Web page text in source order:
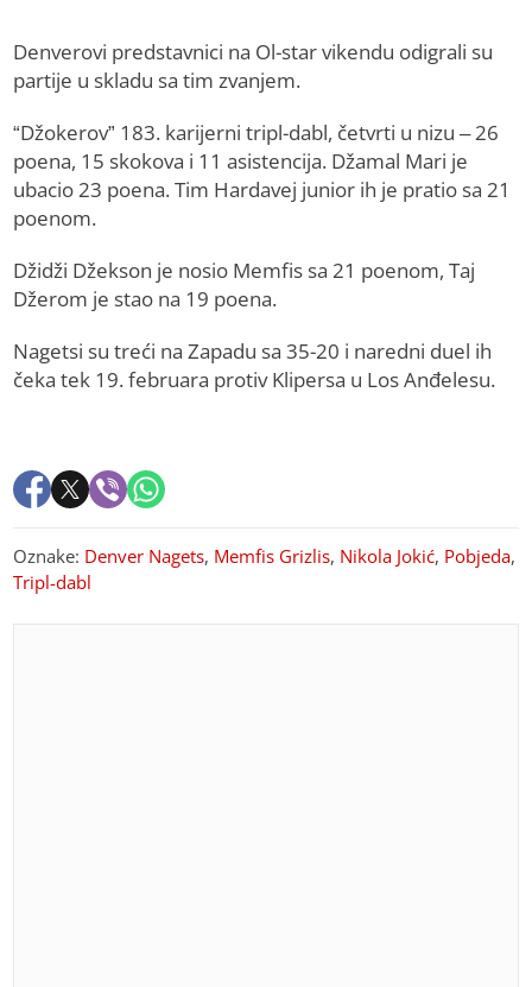
Denverovi predstavnici na Ol-star vikendu odigrali su
partije u skladu sa tim zvanjem.
“Džokerov” 183. karijerni tripl-dabl, četvrti u nizu – 26
poena, 15 skokova i 11 asistencija. Džamal Mari je
ubacio 23 poena. Tim Hardavej junior ih je pratio sa 21
poenom.
Džidži Džekson je nosio Memfis sa 21 poenom, Taj
Džerom je stao na 19 poena.
Nagetsi su treći na Zapadu sa 35-20 i naredni duel ih
čeka tek 19. februara protiv Klipersa u Los Anđelesu.
Oznake: Denver Nagets, Memfis Grizlis, Nikola Jokić, Pobjeda,
Tripl-dabl